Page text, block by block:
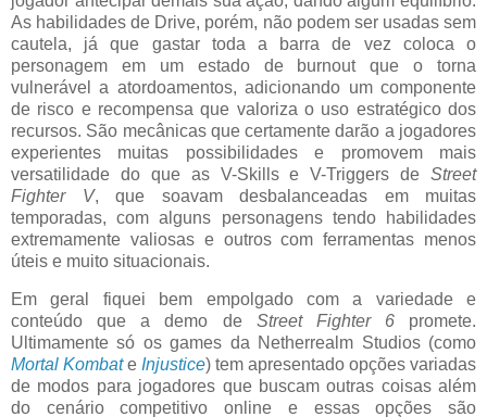
As habilidades de Drive, porém, não podem ser usadas sem
cautela, já que gastar toda a barra de vez coloca o
personagem em um estado de burnout que o torna
vulnerável a atordoamentos, adicionando um componente
de risco e recompensa que valoriza o uso estratégico dos
recursos. São mecânicas que certamente darão a jogadores
experientes muitas possibilidades e promovem mais
versatilidade do que as V-Skills e V-Triggers de Street
Fighter V, que soavam desbalanceadas em muitas
temporadas, com alguns personagens tendo habilidades
extremamente valiosas e outros com ferramentas menos
úteis e muito situacionais.
Em geral fiquei bem empolgado com a variedade e
conteúdo que a demo de Street Fighter 6promete.
Ultimamente só os games da Netherrealm Studios (como
Mortal Kombate Injustice) tem apresentado opções variadas
de modos para jogadores que buscam outras coisas além
do cenário competitivo online e essas opções são